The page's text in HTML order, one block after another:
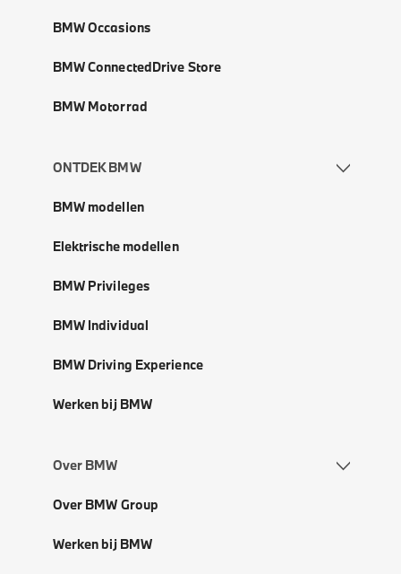
BMW Occasions
BMW ConnectedDrive Store
BMW Motorrad
ONTDEK BMW
BMW modellen
Elektrische modellen
BMW Privileges
BMW Individual
BMW Driving Experience
Werken bij BMW
Over BMW
Over BMW Group
Werken bij BMW